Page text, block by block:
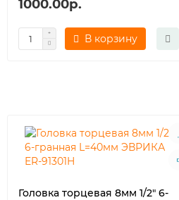
1000.00р.
В корзину
Головка торцевая 8мм 1/2" 6-